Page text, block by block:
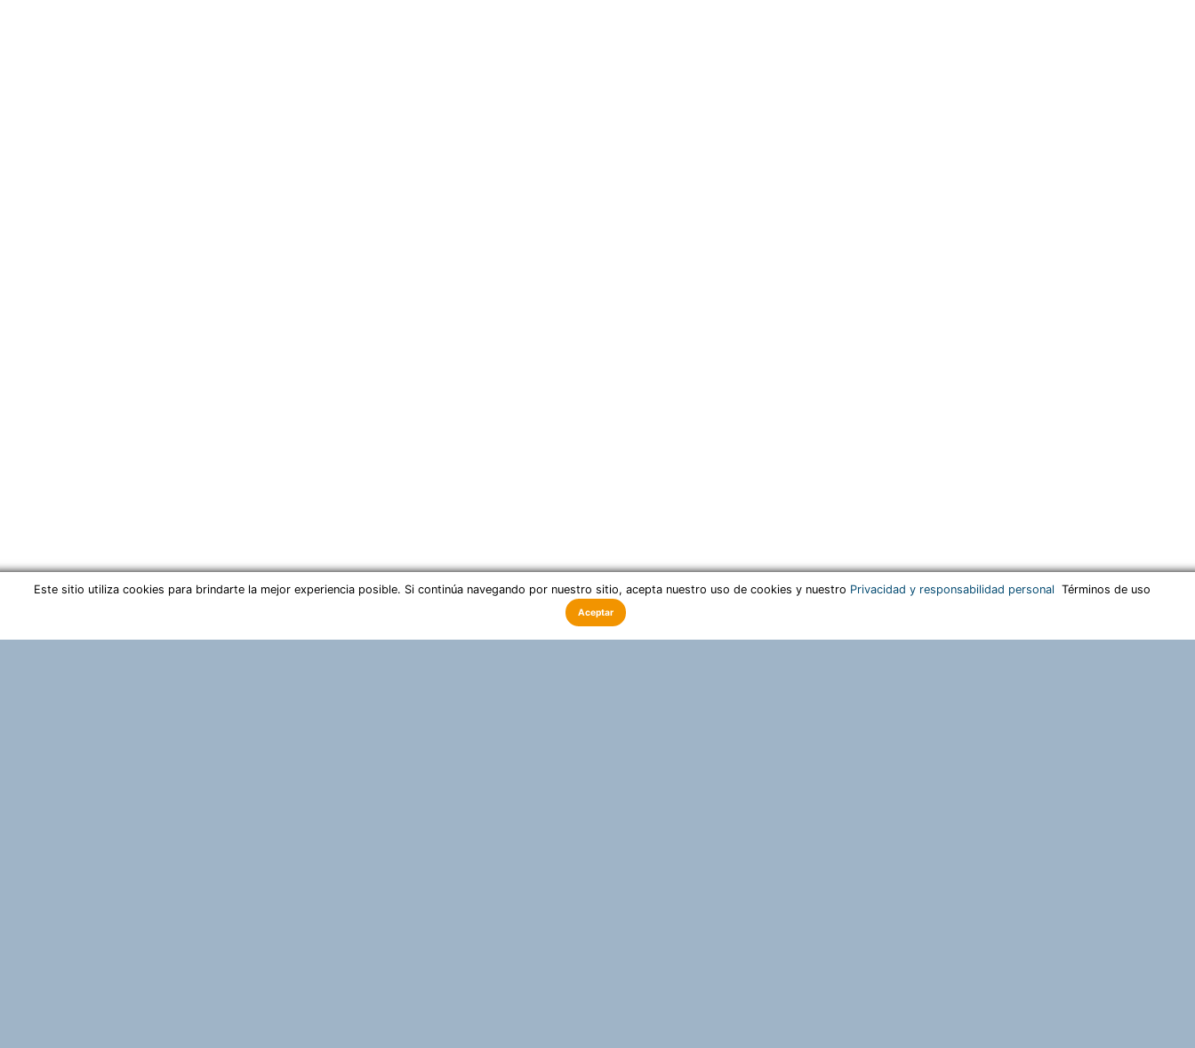
Este sitio utiliza cookies para brindarte la mejor experiencia posible. Si continúa navegando por nuestro sitio, acepta nuestro uso de cookies y nuestro Privacidad y responsabilidad personal Términos de uso
Aceptar